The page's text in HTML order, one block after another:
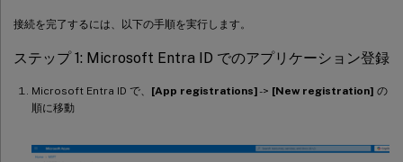
接続を完了するには、以下の手順を実行します。
ステップ 1: Microsoft Entra ID でのアプリケーション登録
Microsoft Entra ID で、 [App registrations]-> [New registration] の
順に移動